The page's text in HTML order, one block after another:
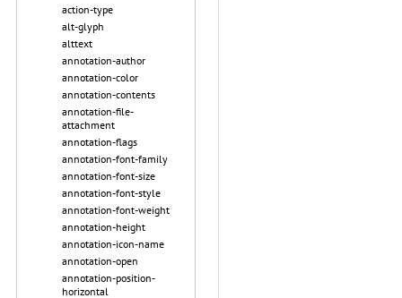
action-type
alt-glyph
alttext
annotation-author
annotation-color
annotation-contents
annotation-file-
attachment
annotation-flags
annotation-font-family
annotation-font-size
annotation-font-style
annotation-font-weight
annotation-height
annotation-icon-name
annotation-open
annotation-position-
horizontal